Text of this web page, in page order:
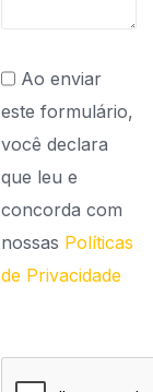
Ao enviar
este formulário,
você declara
que leu e
concorda com
nossas Políticas
de Privacidade